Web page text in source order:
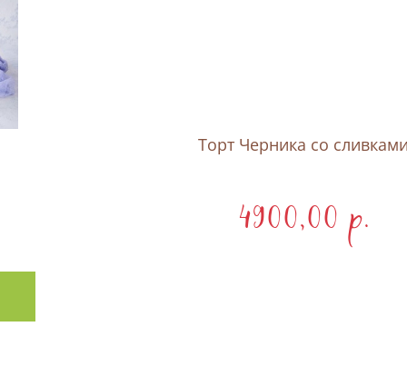
Торт Черника со
4900,00 p.